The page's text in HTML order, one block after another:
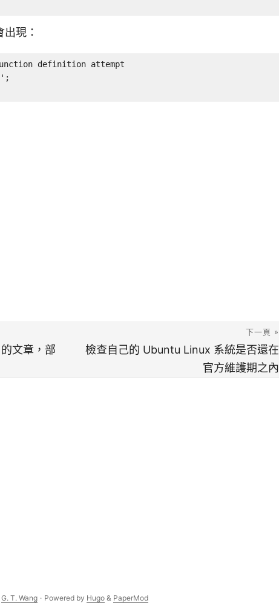
現：
definition attempt
文章，部
下一頁 »
檢查自己的 Ubuntu Linux 系統是否還在
官方維護期之內
G. T. Wang · Powered by Hugo& PaperMod